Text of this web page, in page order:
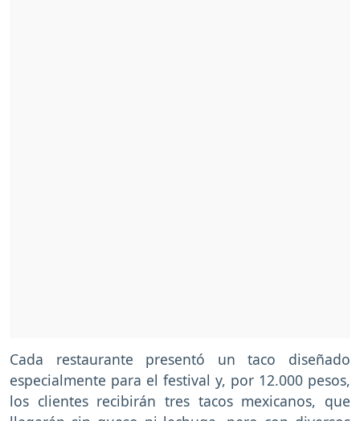
Cada restaurante presentó un taco diseñado
especialmente para el festival y, por 12.000 pesos,
los clientes recibirán tres tacos mexicanos, que